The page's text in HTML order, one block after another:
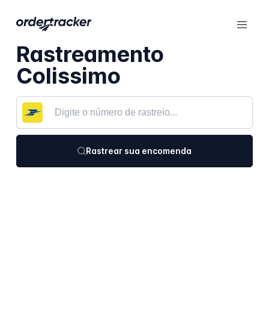
Rastreamento
Colissimo
Rastrear sua encomenda